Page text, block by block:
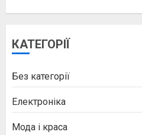
КАТЕГОРІЇ
Без категорії
Електроніка
Мода і краса